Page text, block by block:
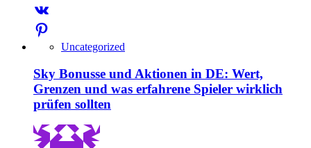
Uncategorized
Sky Bonusse und Aktionen in DE: Wert,
Grenzen und was erfahrene Spieler wirklich
prüfen sollten